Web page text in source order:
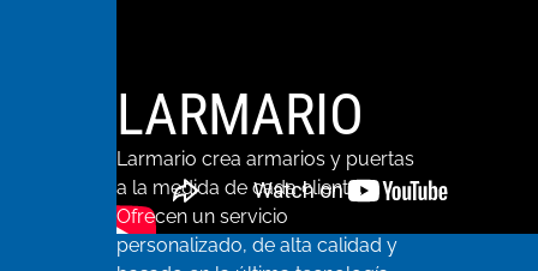
LARMARIO
Larmario crea armarios y puertas
a la medida de cada cliente.
Ofrecen un servicio
personalizado, de alta calidad y